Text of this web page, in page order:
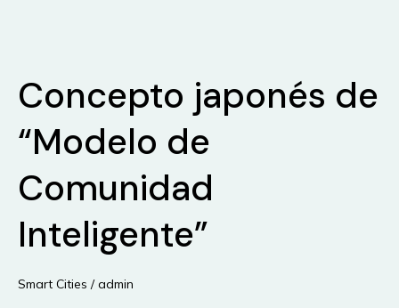
Concepto japonés de
“Modelo de
Comunidad
Inteligente”
Smart Cities /admin